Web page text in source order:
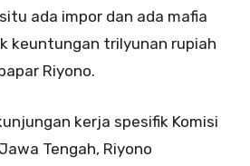
ada impor dan ada mafia
keuntungan trilyunan rupiah
Riyono.
kerja spesifik Komisi
Tengah, Riyono